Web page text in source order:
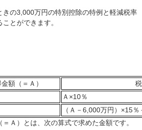
の3,000万円の特別控除の特例と軽減税率
とができます。
額（＝Ａ）
Ａ×10％
（Ａ－6,000万円）×15
Ａ）とは、次の算式で求めた金額です。